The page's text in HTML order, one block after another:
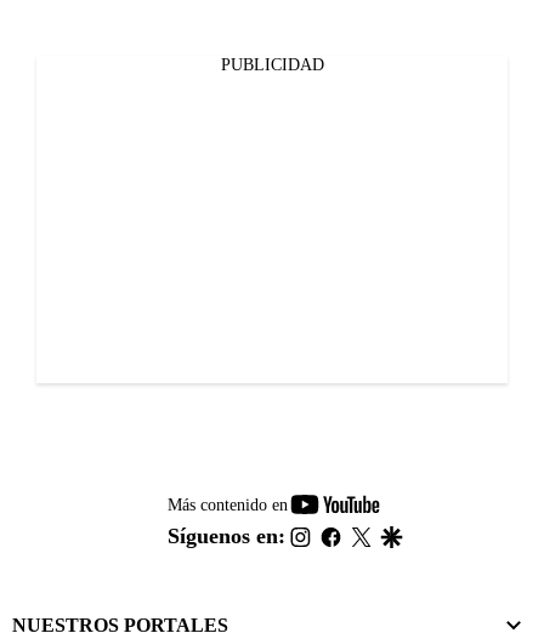
PUBLICIDAD
Más contenido en
youtube-
footer
Síguenos en: instagram
facebook
twitter
NUESTROS PORTALES